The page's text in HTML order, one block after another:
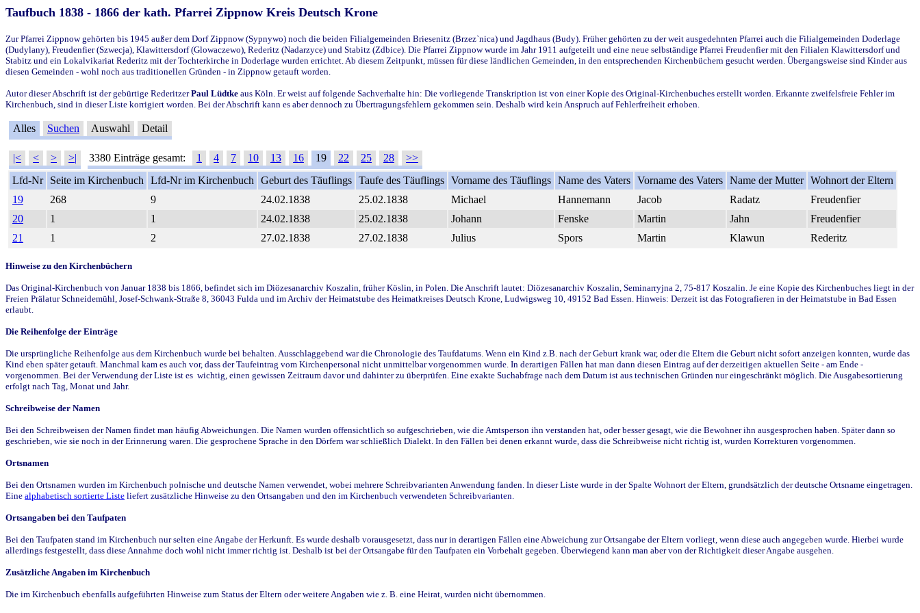
Taufbuch 1838 - 1866 der kath. Pfarrei Zippnow Kreis Deutsch Krone
Zur Pfarrei Zippnow gehörten bis 1945 außer dem Dorf Zippnow (Sypnywo) noch die beiden Filialgemeinden Briesenitz (Brzez`nica) und Jagdhaus (Budy). Früher gehörten zu der weit ausgedehnten Pfarrei auch die Filialgemeinden Doderlage
(Dudylany), Freudenfier (Szwecja), Klawittersdorf (Glowaczewo), Rederitz (Nadarzyce) und Stabitz (Zdbice). Die Pfarrei Zippnow wurde im Jahr 1911 aufgeteilt und eine neue selbständige Pfarrei Freudenfier mit den Filialen Klawittersdorf und
Stabitz und ein Lokalvikariat Rederitz mit der Tochterkirche in Doderlage wurden errichtet. Ab diesem Zeitpunkt, müssen für diese ländlichen Gemeinden, in den entsprechenden Kirchenbüchern gesucht werden. Übergangsweise sind Kinder aus
diesen Gemeinden - wohl noch aus traditionellen Gründen - in Zippnow getauft worden.
Autor dieser Abschrift ist der gebürtige RederitzerPaul Lüdtke aus Köln. Er weist auf folgende Sachverhalte hin: Die vorliegende Transkription ist von einer Kopie des Original-Kirchenbuches erstellt worden. Erkannte zweifelsfreie Fehler im
Kirchenbuch, sind in dieser Liste korrigiert worden. Bei der Abschrift kann es aber dennoch zu Übertragungsfehlern gekommen sein. Deshalb wird kein Anspruch auf Fehlerfreiheit erhoben.
Alles Suchen Auswahl Detail
|< < > >| 3380 Einträge gesamt: 1 4 7 10 13 16 19 22 25 28
>>
Lfd-Nr
Seite im Kirchenbuch Lfd-Nr im Kirchenbuch Geburt des Täuflings Taufe des Täuflings Vorname des Täuflings Name des Vaters Vorname des Vaters Name der Mutter Wohnort der Eltern
19
268 9 24.02.1838 25.02.1838 Michael Hannemann Jacob Radatz
Freudenfier
20
1 1 24.02.1838 25.02.1838 Johann Fenske Martin Jahn
Freudenfier
21
1 2 27.02.1838 27.02.1838 Julius Spors Martin Klawun Rederitz
Hinweise zu den Kirchenbüchern
Das Original-Kirchenbuch von Januar 1838 bis 1866, befindet sich im Diözesanarchiv Koszalin, früher Köslin, in Polen. Die Anschrift lautet: Diözesanarchiv Koszalin, Seminarryjna 2, 75-817 Koszalin. Je eine Kopie des Kirchenbuches liegt in der
Freien Prälatur Schneidemühl, Josef-Schwank-Straße 8, 36043 Fulda und im Archiv der Heimatstube des Heimatkreises Deutsch Krone, Ludwigsweg 10, 49152 Bad Essen. Hinweis: Derzeit ist das Fotografieren in der Heimatstube in Bad Essen
erlaubt.
Die Reihenfolge der Einträge
Die ursprüngliche Reihenfolge aus dem Kirchenbuch wurde bei behalten. Ausschlaggebend war die Chronologie des Taufdatums. Wenn ein Kind z.B. nach der Geburt krank war, oder die Eltern die Geburt nicht sofort anzeigen konnten, wurde das
Kind eben später getauft. Manchmal kam es auch vor, dass der Taufeintrag vom Kirchenpersonal nicht unmittelbar vorgenommen wurde. In derartigen Fällen hat man dann diesen Eintrag auf der derzeitigen aktuellen Seite - am Ende -
vorgenommen. Bei der Verwendung der Liste ist es wichtig, einen gewissen Zeitraum davor und dahinter zu überprüfen. Eine exakte Suchabfrage nach dem Datum ist aus technischen Gründen nur eingeschränkt möglich. Die Ausgabesortierung
erfolgt nach Tag, Monat und Jahr.
Schreibweise der Namen
Bei den Schreibweisen der Namen findet man häufig Abweichungen. Die Namen wurden offensichtlich so aufgeschrieben, wie die Amtsperson ihn verstanden hat, oder besser gesagt, wie die Bewohner ihn ausgesprochen haben. Später dann so
geschrieben, wie sie noch in der Erinnerung waren. Die gesprochene Sprache in den Dörfern war schließlich Dialekt. In den Fällen bei denen erkannt wurde, dass die Schreibweise nicht richtig ist, wurden Korrekturen vorgenommen.
Ortsnamen
Bei den Ortsnamen wurden im Kirchenbuch polnische und deutsche Namen verwendet, wobei mehrere Schreibvarianten Anwendung fanden. In dieser Liste wurde in der Spalte Wohnort der Eltern, grundsätzlich der deutsche Ortsname eingetragen.
Eine alphabetisch sortierte Liste liefert zusätzliche Hinweise zu den Ortsangaben und den im Kirchenbuch verwendeten Schreibvarianten.
Ortsangaben bei den Taufpaten
Bei den Taufpaten stand im Kirchenbuch nur selten eine Angabe der Herkunft. Es wurde deshalb vorausgesetzt, dass nur in derartigen Fällen eine Abweichung zur Ortsangabe der Eltern vorliegt, wenn diese auch angegeben wurde. Hierbei wurde
allerdings festgestellt, dass diese Annahme doch wohl nicht immer richtig ist. Deshalb ist bei der Ortsangabe für den Taufpaten ein Vorbehalt gegeben. Überwiegend kann man aber von der Richtigkeit dieser Angabe ausgehen.
Zusätzliche Angaben im Kirchenbuch
Die im Kirchenbuch ebenfalls aufgeführten Hinweise zum Status der Eltern oder weitere Angaben wie z. B. eine Heirat, wurden nicht übernommen.